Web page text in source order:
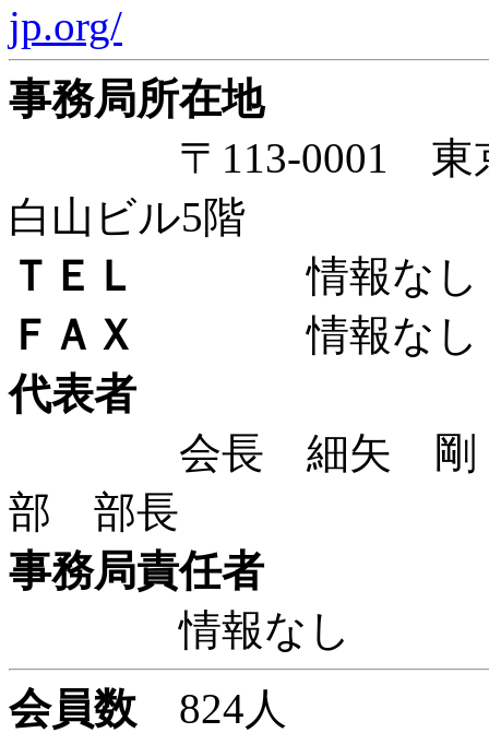
jp.org/
事務局所在地
〒113-0001 東京
白山ビル5階
ＴＥＬ
情報なし
ＦＡＸ
情報なし
代表者
会長 細矢 剛 国
部 部長
事務局責任者
情報なし
会員数 824人